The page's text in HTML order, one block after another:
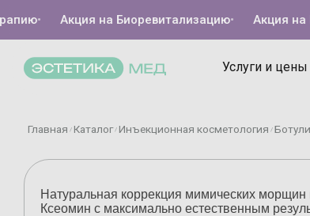
• Акция на Биоревитализацию• Акция на
Услуги и цены
Главная / Каталог / Инъекционная косметология /
Натуральная коррекция мимических морщин
Ксеомин с максимально естественным